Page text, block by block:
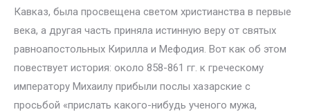
Кавказ, была просвещена светом христианства в первые
века, а другая часть приняла истинную веру от святых
равноапостольных Кирилла и Мефодия. Вот как об этом
повествует история: около 858-861 гг. к греческому
императору Михаилу прибыли послы хазарские с
просьбой «прислать какого-нибудь ученого мужа,